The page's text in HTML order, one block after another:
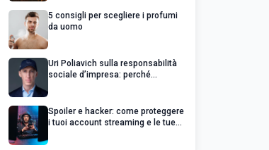
5 consigli per scegliere i profumi
da uomo
Uri Poliavich sulla responsabilità
sociale d’impresa: perché
Spoiler e hacker: come proteggere
i tuoi account streaming e le tue